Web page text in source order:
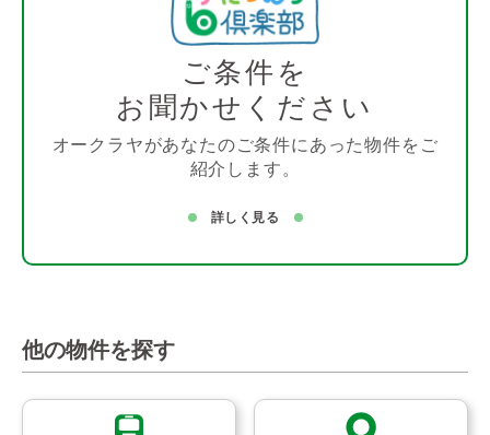
ご条件を
お聞かせください
オークラヤがあなたのご条件にあった物件をご
紹介します。
詳しく見る
他の物件を探す